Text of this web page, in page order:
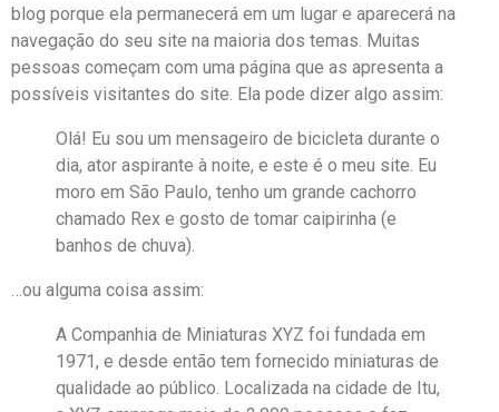
blog porque ela permanecerá em um lugar e aparecerá na
navegação do seu site na maioria dos temas. Muitas
pessoas começam com uma página que as apresenta a
possíveis visitantes do site. Ela pode dizer algo assim:
Olá! Eu sou um mensageiro de bicicleta durante o
dia, ator aspirante à noite, e este é o meu site. Eu
moro em São Paulo, tenho um grande cachorro
chamado Rex e gosto de tomar caipirinha (e
banhos de chuva).
…ou alguma coisa assim:
A Companhia de Miniaturas XYZ foi fundada em
1971, e desde então tem fornecido miniaturas de
qualidade ao público. Localizada na cidade de Itu,